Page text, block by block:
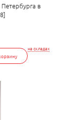
в
на складах